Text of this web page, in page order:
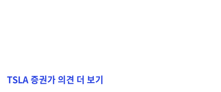
TSLA 증권가 의견 더 보기